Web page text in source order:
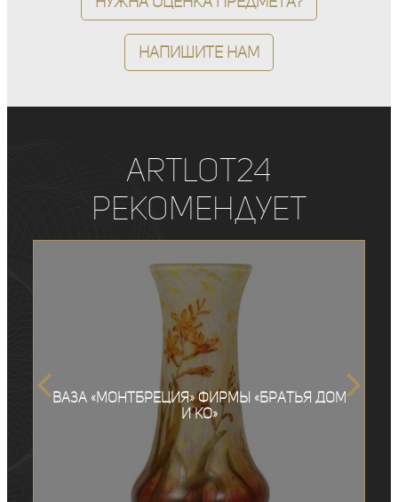
Напишите нам
ArtLot24
рекомендует
Ваза «Монтбреция» фирмы «Братья Дом
и Ко»